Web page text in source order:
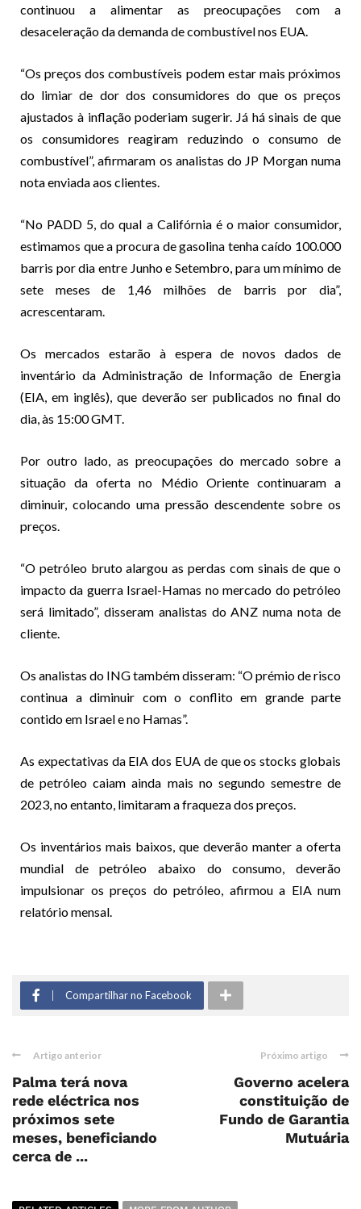
continuou a alimentar as preocupações com a
desaceleração da demanda de combustível nos EUA.
“Os preços dos combustíveis podem estar mais próximos
do limiar de dor dos consumidores do que os preços
ajustados à inflação poderiam sugerir. Já há sinais de que
os consumidores reagiram reduzindo o consumo de
combustível”, afirmaram os analistas do JP Morgan numa
nota enviada aos clientes.
“No PADD 5, do qual a Califórnia é o maior consumidor,
estimamos que a procura de gasolina tenha caído 100.000
barris por dia entre Junho e Setembro, para um mínimo de
sete meses de 1,46 milhões de barris por dia”,
acrescentaram.
Os mercados estarão à espera de novos dados de
inventário da Administração de Informação de Energia
(EIA, em inglês), que deverão ser publicados no final do
dia, às 15:00 GMT.
Por outro lado, as preocupações do mercado sobre a
situação da oferta no Médio Oriente continuaram a
diminuir, colocando uma pressão descendente sobre os
preços.
“O petróleo bruto alargou as perdas com sinais de que o
impacto da guerra Israel-Hamas no mercado do petróleo
será limitado”, disseram analistas do ANZ numa nota de
cliente.
Os analistas do ING também disseram: “O prémio de risco
continua a diminuir com o conflito em grande parte
contido em Israel e no Hamas”.
As expectativas da EIA dos EUA de que os stocks globais
de petróleo caiam ainda mais no segundo semestre de
2023, no entanto, limitaram a fraqueza dos preços.
Os inventários mais baixos, que deverão manter a oferta
mundial de petróleo abaixo do consumo, deverão
impulsionar os preços do petróleo, afirmou a EIA num
relatório mensal.
Compartilhar no Facebook
Artigo anterior
Palma terá nova
rede eléctrica nos
próximos sete
meses, beneficiando
cerca de ...
Próximo artigo
Governo acelera
constituição de
Fundo de Garantia
Mutuária